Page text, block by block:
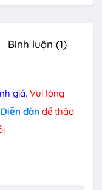
Bình luận (1)
giá. Vui lòng
Diễn đàn để thảo